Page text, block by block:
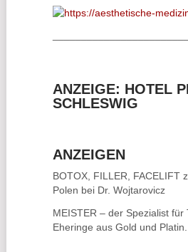
ANZEIGE: HOTEL
SCHLESWIG
ANZEIGEN
BOTOX, FILLER, FACELIFT
Polen bei Dr. Wojtarovicz
MEISTER – der Spezialist für
Eheringe aus Gold und Platin.